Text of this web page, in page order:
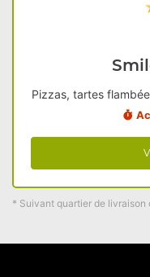
Pizzas, tartes
* Suivant quartier de livraison